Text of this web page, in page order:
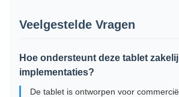
Veelgestelde Vragen
Hoe ondersteunt deze tablet
implementaties?
De tablet is ontworpen voor